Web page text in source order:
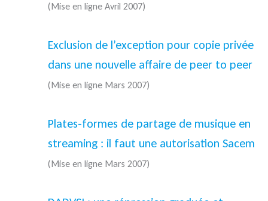
(Mise en ligne Avril 2007)
Exclusion de l’exception pour copie privée
dans une nouvelle affaire de peer to peer
(Mise en ligne Mars 2007)
Plates-formes de partage de musique en
streaming : il faut une autorisation Sacem
(Mise en ligne Mars 2007)